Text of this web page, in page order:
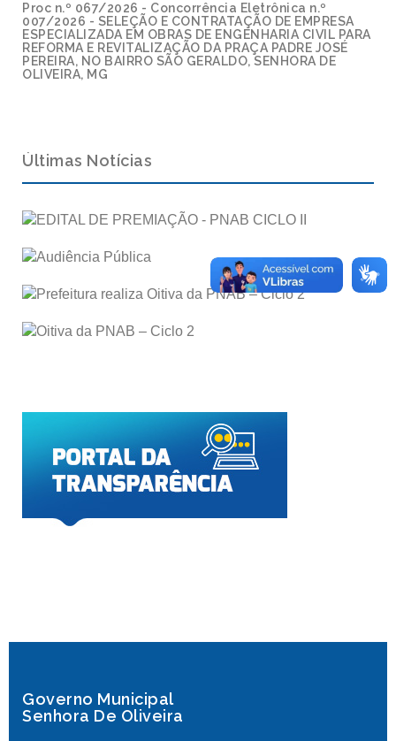
Proc n.º 067/2026 - Concorrência Eletrônica n.º
007/2026 - SELEÇÃO E CONTRATAÇÃO DE EMPRESA
ESPECIALIZADA EM OBRAS DE ENGENHARIA CIVIL PARA
REFORMA E REVITALIZAÇÃO DA PRAÇA PADRE JOSÉ
PEREIRA, NO BAIRRO SÃO GERALDO, SENHORA DE
OLIVEIRA, MG
Últimas Notícias
Governo Municipal
Senhora De Oliveira